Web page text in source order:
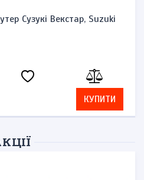
Сузукі Векстар, Suzuki
КУПИТИ